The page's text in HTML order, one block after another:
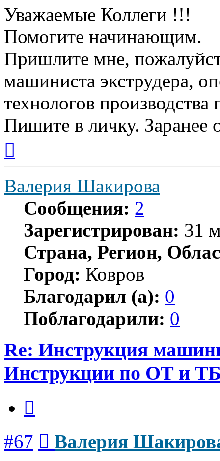
Уважаемые Коллеги !!!
Помогите начинающим.
Пришлите мне,
машиниста экструдера,
технологов
Пишите в личку. Заранее
началу
Валерия Шакирова
Сообщения: 2
Зарегистрирован: 31
Страна, Регион,
Город: Ковров
Благодарил (а): 0
Поблагодарили: 0
Re: Инструкция
Инструкции по ОТ и
#67
Валерия